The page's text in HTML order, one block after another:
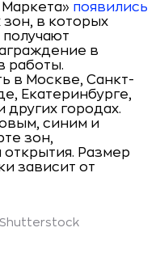
появились
в которых
в
работы.
в Москве, Санкт-
Екатеринбурге,
других городах.
синим и
зон,
Размер
зависит от
Shutterstock